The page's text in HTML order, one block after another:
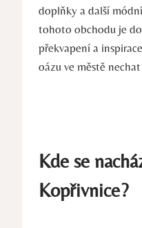
doplňky a další
tohoto obchodu je
překvapení a
oázu ve městě
Kde se
Kopřivnice?